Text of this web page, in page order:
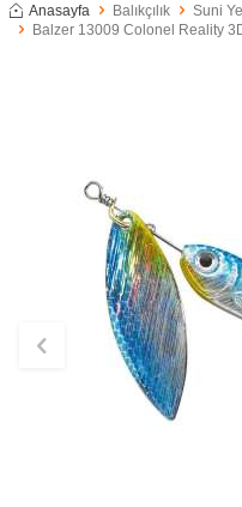
Anasayfa Balıkçılık Suni
Balzer 13009 Colonel Reality